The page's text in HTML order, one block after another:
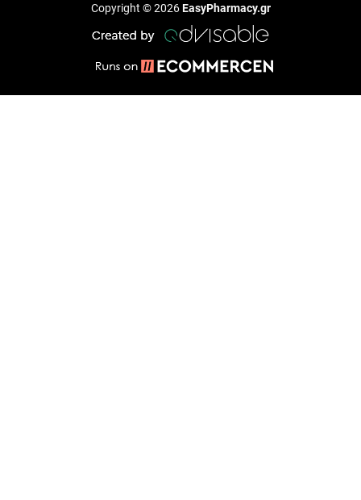
Copyright © 2026EasyPharmacy.gr